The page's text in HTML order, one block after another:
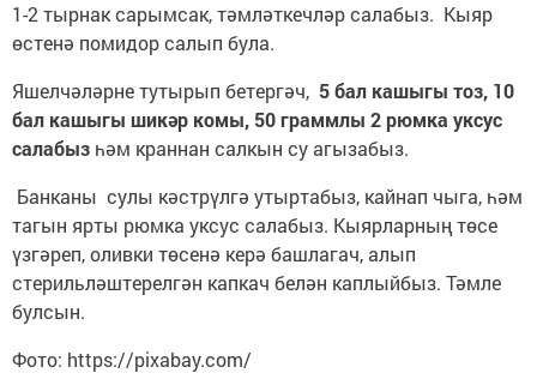
1-2 тырнак сарымсак, тәмләткечләр салабыз. Кыяр
өстенә помидор салып була.
Яшелчәләрне тутырып бетергәч, 5 бал кашыгы тоз, 10
бал кашыгы шикәр комы, 50 граммлы 2 рюмка уксус
салабыз һәм краннан салкын су агызабыз.
Банканы сулы кәстрүлгә утыртабыз, кайнап чыга, һәм
тагын ярты рюмка уксус салабыз. Кыярларның төсе
үзгәреп, оливки төсенә керә башлагач, алып
стерильләштерелгән капкач белән каплыйбыз. Тәмле
булсын.
Фото: https://pixabay.com/